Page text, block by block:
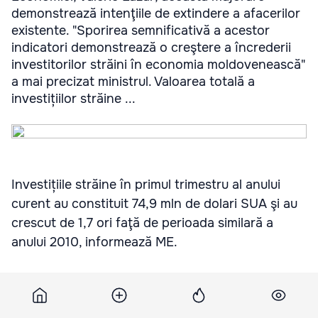
demonstrează intenţiile de extindere a afacerilor
existente. "Sporirea semnificativă a acestor
indicatori demonstrează o creştere a încrederii
investitorilor străini în economia moldovenească"
a mai precizat ministrul. Valoarea totală a
investițiilor străine ...
Investițiile străine în primul trimestru al anului
curent au constituit 74,9 mln de dolari SUA şi au
crescut de 1,7 ori faţă de perioada similară a
anului 2010, informează ME.
această majorare demonstrează intenţiile de